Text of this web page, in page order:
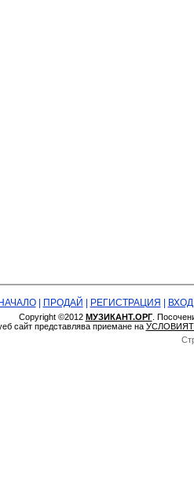
НАЧАЛО| ПРОДАЙ РЕГИСТРАЦИЯ ВХОД
Copyright ©2012 МУЗИКАНТ.ОРГ.
сайт представлява приемане на